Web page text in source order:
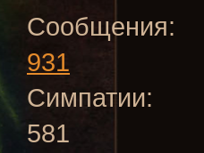
Сообщения:
931
Симпатии:
581